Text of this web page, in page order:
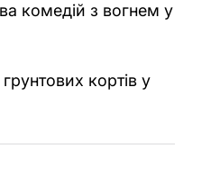
комедій з вогнем у
кортів у